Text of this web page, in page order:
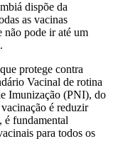
dispõe da
as vacinas
pode ir até um
protege contra
Vacinal de rotina
Imunização (PNI), do
é reduzir
é fundamental
para todos os